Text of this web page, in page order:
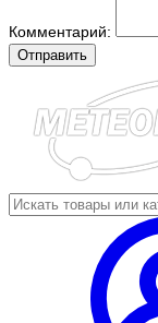
Комментарий:
Отправить